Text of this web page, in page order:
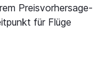
Preisvorhersage-
für Flüge